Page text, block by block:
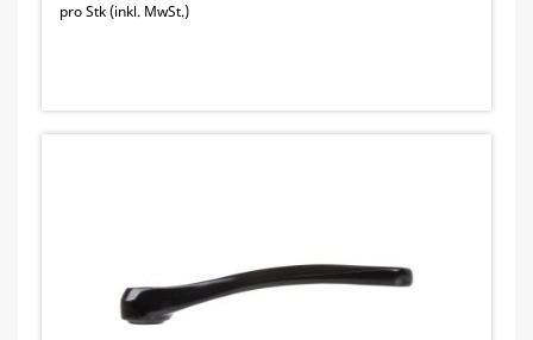
pro Stk (inkl. MwSt.)